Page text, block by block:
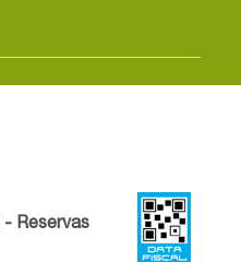
- Reservas